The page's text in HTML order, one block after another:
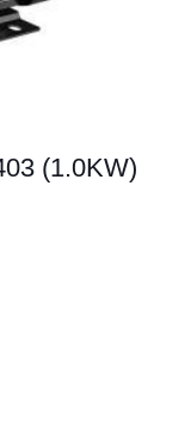
(1.0KW)